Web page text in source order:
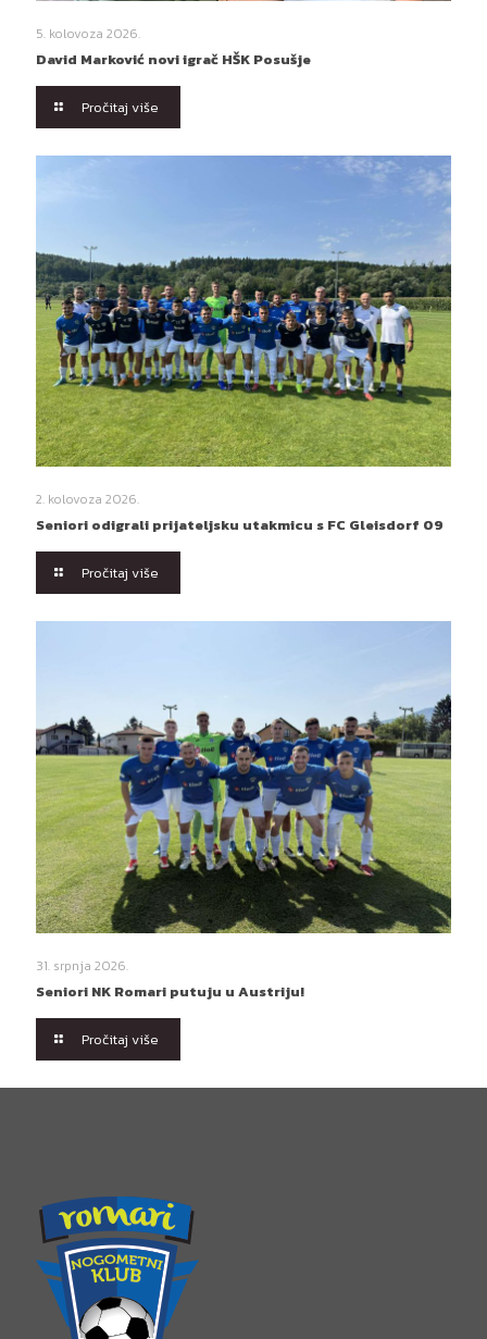
5. kolovoza 2026.
David Marković novi igrač HŠK Posušje
Pročitaj više
2. kolovoza 2026.
Seniori odigrali prijateljsku utakmicu s FC Gleisdorf 09
Pročitaj više
31. srpnja 2026.
Seniori NK Romari putuju u Austriju!
Pročitaj više